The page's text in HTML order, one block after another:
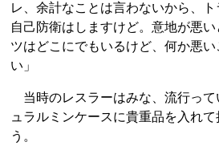
レ、余計なことは言わないから、ト
自己防衛はしますけど。意地が悪
ツはどこにでもいるけど、何か悪
い」
当時のレスラーはみな、流行って
ュラルミンケースに貴重品を入れ
う。